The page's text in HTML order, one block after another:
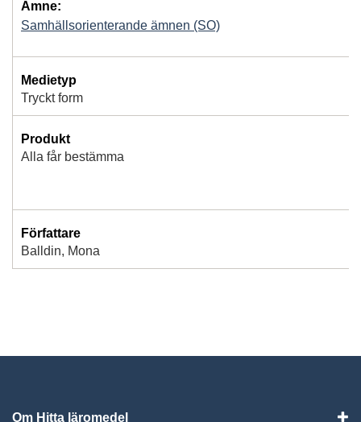
Ämne:
Samhällsorienterande ämnen (SO)
Medietyp
Tryckt form
Produkt
Alla får bestämma
Författare
Balldin, Mona
Om Hitta läromedel